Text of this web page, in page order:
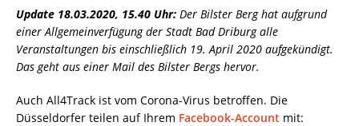
Update 18.03.2020, 15.40 Uhr: Der Bilster Berg hat aufgrund
einer Allgemeinverfügung der Stadt Bad Driburg alle
Veranstaltungen bis einschließlich 19. April 2020 aufgekündigt.
Das geht aus einer Mail des Bilster Bergs hervor.
Auch All4Track ist vom Corona-Virus betroffen. Die
Düsseldorfer teilen auf Ihrem Facebook-Account mit: